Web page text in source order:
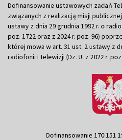
Dofinansowanie ustawowych zadań
związanych z realizacją misji
ustawy z dnia 29 grudnia 1992 r. o
poz. 1722 oraz z 2024 r. poz. 96)
której mowa w art. 31 ust. 2 ustawy z
radiofonii i telewizji (Dz. U. z 2022 r.
Dofinansowanie 170 151